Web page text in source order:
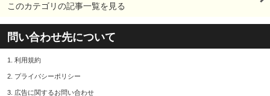
このカテゴリの記事一覧を見る
問い合わせ先について
1. 利用規約
2. プライバシーポリシー
3. 広告に関するお問い合わせ